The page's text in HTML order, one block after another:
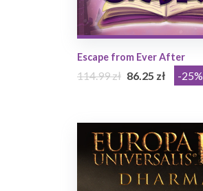
Escape from Ever After
114.99 zł 86.25 zł -25%